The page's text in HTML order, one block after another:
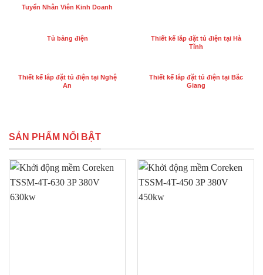
Tuyển Nhân Viên Kinh Doanh
Tủ bảng điện
Thiết kế lắp đặt tủ điện tại Hà
Tĩnh
Thiết kế lắp đặt tủ điện tại Nghệ
An
Thiết kế lắp đặt tủ điện tại Bắc
Giang
SẢN PHẨM NỔI BẬT